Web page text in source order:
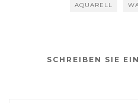
AQUARELL
SCHREIBEN SIE